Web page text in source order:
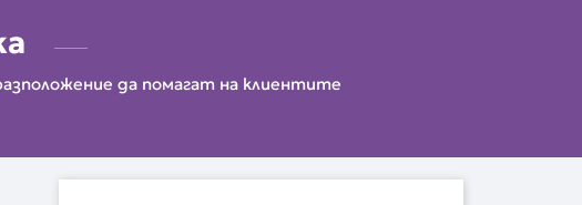
да помагат на клиентите